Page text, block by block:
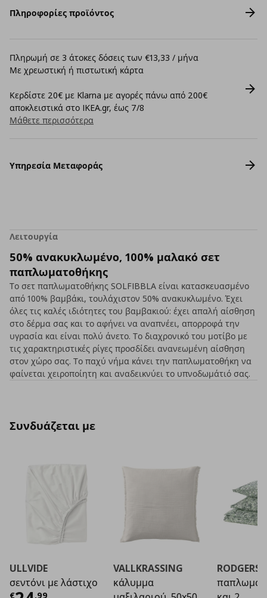
Πληροφορίες προϊόντος
Πληρωμή σε 3 άτοκες δόσεις των €13,33 / μήνα
Με χρεωστική ή πιστωτική κάρτα
Κερδίστε 20€ με Klarna με αγορές πάνω από 200€
αποκλειστικά στο IKEA.gr, έως 7/8
Μάθετε περισσότερα
Υπηρεσία Μεταφοράς
Λειτουργία
50% ανακυκλωμένο, 100% μαλακό σετ
παπλωματοθήκης
Το σετ παπλωματοθήκης SOLFIBBLA είναι κατασκευασμένο
από 100% βαμβάκι, τουλάχιστον 50% ανακυκλωμένο. Έχει
όλες τις καλές ιδιότητες του βαμβακιού: έχει απαλή αίσθηση
στο δέρμα σας και το αφήνει να αναπνέει, απορροφά την
υγρασία και είναι πολύ άνετο. Το διαχρονικό του μοτίβο με
τις χαρακτηριστικές ρίγες προσδίδει ανανεωμένη αίσθηση
στον χώρο σας. Το παχύ νήμα κάνει την παπλωματοθήκη να
φαίνεται χειροποίητη και αναδεικνύει το υπνοδωμάτιό σας.
Συνδυάζεται με
ULLVIDE
σεντόνι με λάστιχο
€ ,99
VALLKRASSING
κάλυμμα